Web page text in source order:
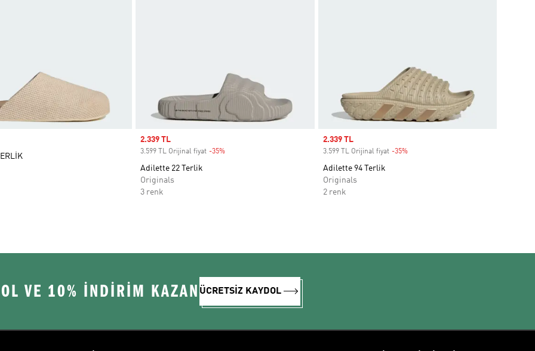
Sale price
2.339 TL
3.599 TL Orijinal fiyat -35%
Adilette 22 Terlik
Originals
3 renk
Sale price
2.339 TL
3.599 TL Orijinal fiyat -35%Discount
Adilette 94 Terlik
Originals
2 renk
VE 10% İNDİRİM KAZAN ÜCRETSİZ KAYDOL